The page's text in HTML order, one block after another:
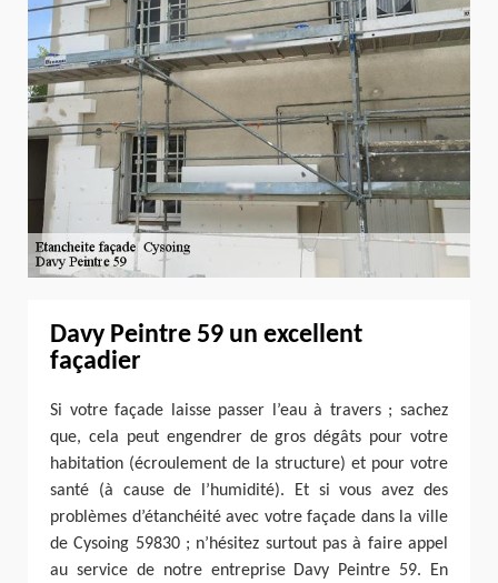
Davy Peintre 59 un excellent
façadier
Si votre façade laisse passer l’eau à travers ; sachez
que, cela peut engendrer de gros dégâts pour votre
habitation (écroulement de la structure) et pour votre
santé (à cause de l’humidité). Et si vous avez des
problèmes d’étanchéité avec votre façade dans la ville
de Cysoing 59830 ; n’hésitez surtout pas à faire appel
au service de notre entreprise Davy Peintre 59. En